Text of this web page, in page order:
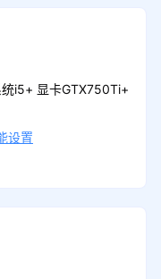
i5+ 显卡GTX750Ti+
设置